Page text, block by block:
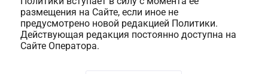
размещения на Сайте, если иное не
предусмотрено новой редакцией Политики.
Действующая редакция постоянно доступна на
Сайте Оператора.